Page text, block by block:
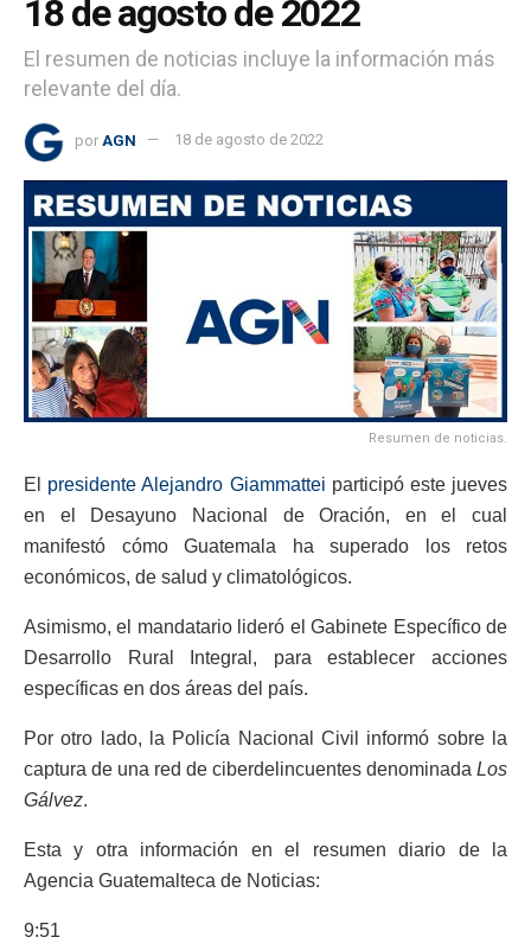
18 de agosto de 2022
El resumen de noticias incluye la información más
relevante del día.
por AGN 18 de agosto de 2022
Resumen de noticias.
El presidente Alejandro Giammattei participó este jueves
en el Desayuno Nacional de Oración, en el cual
manifestó cómo Guatemala ha superado los retos
económicos, de salud y climatológicos.
Asimismo, el mandatario lideró el Gabinete Específico de
Desarrollo Rural Integral, para establecer acciones
específicas en dos áreas del país.
Por otro lado, la Policía Nacional Civil informó sobre la
captura de una red de ciberdelincuentes denominada Los
Gálvez.
Esta y otra información en el resumen diario de la
Agencia Guatemalteca de Noticias:
9:51